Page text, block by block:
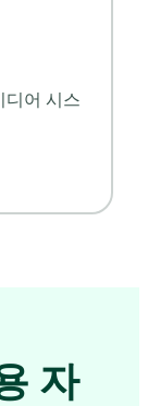
디어 시스
자